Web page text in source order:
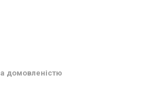
домовленістю